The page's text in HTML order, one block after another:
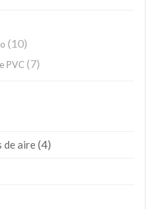
(10)
PVC(7)
de aire(4)